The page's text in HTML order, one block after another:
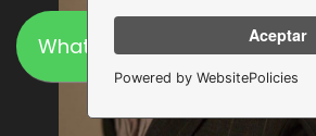
Aceptar
Powered by WebsitePolicies
WhatsApp